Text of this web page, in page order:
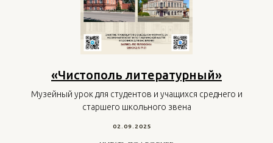
«Чистополь литературный»
Музейный урок для студентов и учащихся среднего и
старшего школьного звена
02.09.2025